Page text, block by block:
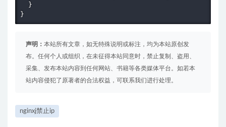
  }
}
声明： 本站所有文章，如无特殊说明或标注，均为本站原创发
布。任何个人或组织，在未征得本站同意时，禁止复制、盗用、
采集、发布本站内容到任何网站、书籍等各类媒体平台。如若本
站内容侵犯了原著者的合法权益，可联系我们进行处理。
nginxj禁止ip